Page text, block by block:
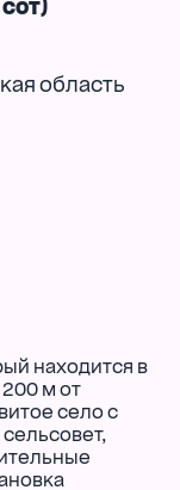
область
находится в
м от
село с